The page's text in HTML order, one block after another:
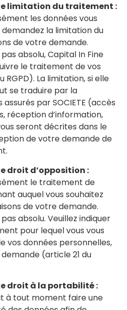
limitation du traitement :
les données vous
la limitation du
de votre demande.
absolu, Capital In Fine
le traitement de vos
RGPD). La limitation, si elle
se traduire par la
par SOCIETE (accès
réception d’information,
seront décrites dans le
de votre demande de
droit d’opposition :
le traitement de
auquel vous souhaitez
de votre demande.
absolu. Veuillez indiquer
pour lequel vous vous
vos données personnelles,
(article 21 du
droit à la portabilité :
à tout moment faire une